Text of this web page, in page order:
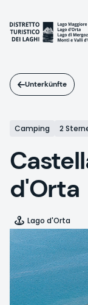
Inhalt
Unterkünfte
Camping 2
d'Orta
Lago d'Orta